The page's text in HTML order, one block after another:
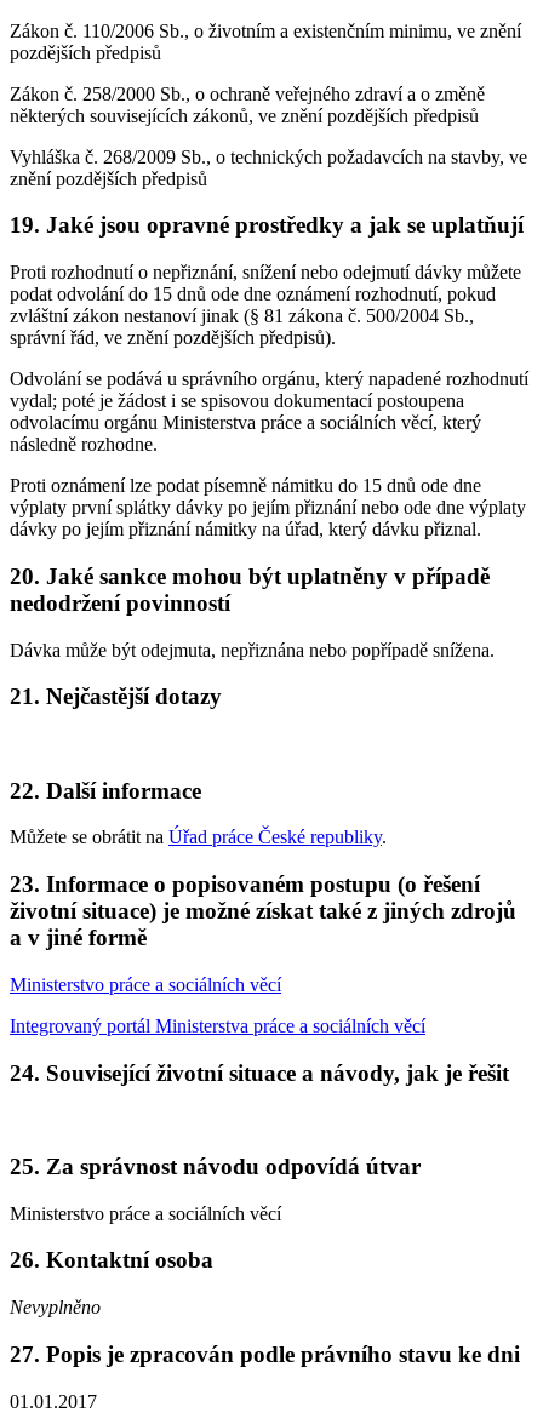
Zákon č. 110/2006 Sb., o životním a existenčním minimu, ve znění
pozdějších předpisů
Zákon č. 258/2000 Sb., o ochraně veřejného zdraví a o změně
některých souvisejících zákonů, ve znění pozdějších předpisů
Vyhláška č. 268/2009 Sb., o technických požadavcích na stavby, ve
znění pozdějších předpisů
19. Jaké jsou opravné prostředky a jak se uplatňují
Proti rozhodnutí o nepřiznání, snížení nebo odejmutí dávky můžete
podat odvolání do 15 dnů ode dne oznámení rozhodnutí, pokud
zvláštní zákon nestanoví jinak (§ 81 zákona č. 500/2004 Sb.,
správní řád, ve znění pozdějších předpisů).
Odvolání se podává u správního orgánu, který napadené rozhodnutí
vydal; poté je žádost i se spisovou dokumentací postoupena
odvolacímu orgánu Ministerstva práce a sociálních věcí, který
následně rozhodne.
Proti oznámení lze podat písemně námitku do 15 dnů ode dne
výplaty první splátky dávky po jejím přiznání nebo ode dne výplaty
dávky po jejím přiznání námitky na úřad, který dávku přiznal.
20. Jaké sankce mohou být uplatněny v případě
nedodržení povinností
Dávka může být odejmuta, nepřiznána nebo popřípadě snížena.
21. Nejčastější dotazy
22. Další informace
Můžete se obrátit na Úřad práce České republiky.
23. Informace o popisovaném postupu (o řešení
životní situace) je možné získat také z jiných zdrojů
a v jiné formě
Ministerstvo práce a sociálních věcí
Integrovaný portál Ministerstva práce a sociálních věcí
24. Související životní situace a návody, jak je řešit
25. Za správnost návodu odpovídá útvar
Ministerstvo práce a sociálních věcí
26. Kontaktní osoba
Nevyplněno
27. Popis je zpracován podle právního stavu ke dni
01.01.2017